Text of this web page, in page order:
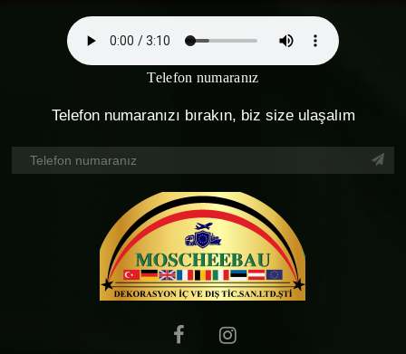
Telefon numaranız
Telefon numaranızı bırakın, biz size ulaşalım